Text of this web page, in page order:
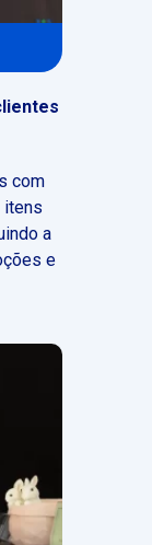
com
itens
a
e